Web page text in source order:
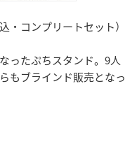
・コンプリートセット）
ったぷちスタンド。9人
もブラインド販売となっ